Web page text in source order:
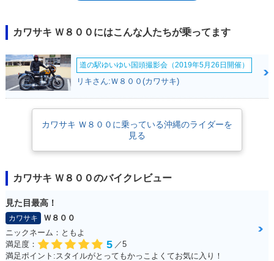
ス規制をクリアするのは困難かと思われたが、2018年11月に、W800の復
活がアナウンスされた。W800ストリートとW800カフェの2スタイルで、
もちろん空冷エンジンはそのまま。従来型では19インチだった前輪は18
インチとなり、ブレーキは後輪もディスク式に変更。ABSとアシスト＆ス
リッパークラッチも装備していた。日本では、2019年3月に発売された。
この先、W800はストリート＆カフェのラインナップで継続かと思われた
タイル・バリエーションとして、フロント19インチホイールを再び採用し
た。2022年モデルでは、3機種とも平成32年（令和2年）排出ガス規制に
適合。燃費表示が若干変更となったが、諸元・性能に変更はなかった。
年モデル以降は、もともとのW800が継続されていった。
カワサキ Ｗ８００にはこんな人たちが乗ってます
道の駅ゆいゆい国頭撮影会（2019年5月26日開催）
リキさん:Ｗ８００(カワサキ)
カワサキ Ｗ８００に乗っている沖縄のライダーを
見る
カワサキ Ｗ８００のバイクレビュー
見た目最高！
カワサキ
Ｗ８００
ニックネーム：ともよ
満足度：
5 ／5
満足ポイント:スタイルがとってもかっこよくてお気に入り！